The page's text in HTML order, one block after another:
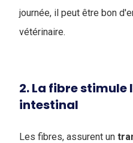
journée, il peut être bon
vétérinaire.
2. La fibre stimule
intestinal
Les fibres, assurent un